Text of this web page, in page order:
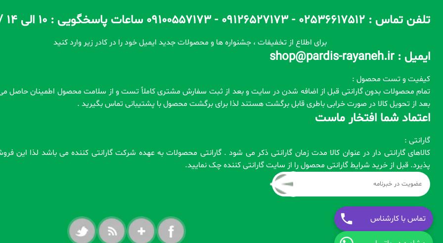
تماس با کارشناس
تلفن تماس : 02536617512 - 09126527173 - 09100557173 ساعات پاسخگویی : 10 الی 14 / 17 الی 22
برای اطلاع از تخفیفات ، جشنواره ها و محصولات جدید ایمیل خود را در کادر زیر وارد کنید
ایمیل : shop@pardis-rayaneh.ir
کیفیت و تست محصول :
بعد از تحویل کالا در صورت خرابی باطری قابل برگشت هستند لذا برای برگشت محصول با پشتیبانی تماس بگیرید .
اعتماد شما افتخار ماست
گارانتی :
کالاهای گارانتی دار در عنوان کالا مدت زمان گارانتی ذکر می شود . گارانتی محصولات به عهده شرکت گارانتی کننده می باشد لذا این
پذیرد. قبل از خرید شرایط گارانتی محصول را از سایت گارانتی کننده چک نمایید.